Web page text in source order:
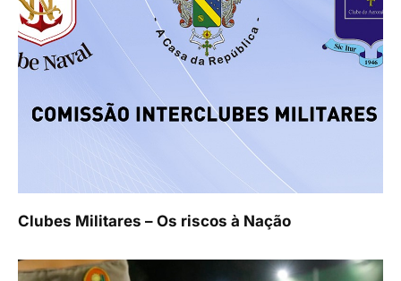
Clubes Militares – Os riscos à Nação